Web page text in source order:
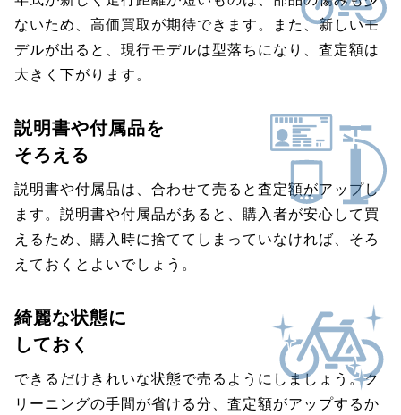
ないため、高価買取が期待できます。また、新しいモ
デルが出ると、現行モデルは型落ちになり、査定額は
大きく下がります。
説明書や付属品を
そろえる
説明書や付属品は、合わせて売ると査定額がアップし
ます。説明書や付属品があると、購入者が安心して買
えるため、購入時に捨ててしまっていなければ、そろ
えておくとよいでしょう。
綺麗な状態に
しておく
できるだけきれいな状態で売るようにしましょう。ク
リーニングの手間が省ける分、査定額がアップするか